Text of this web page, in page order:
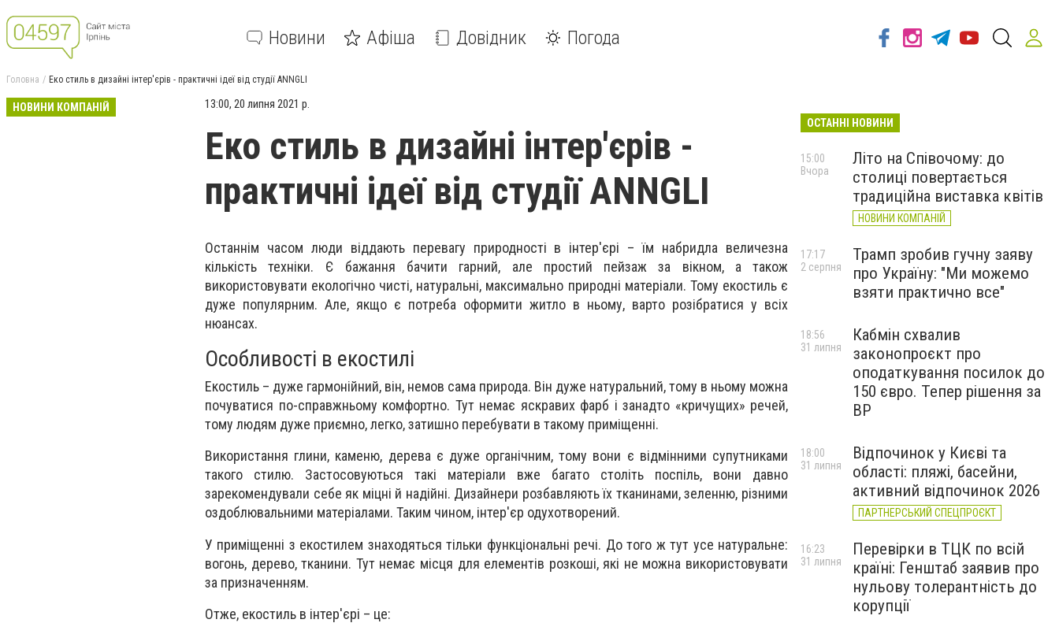
Новини Афіша Довідник Погода
Головна Еко стиль в дизайні інтер'єрів - практичні ідеї від студії ANNGLI
НОВИНИ КОМПАНІЙ 13:00, 20 липня 2021 р.
Еко стиль в дизайні інтер'єрів -
практичні ідеї від студії ANNGLI
Останнім часом люди віддають перевагу природності в інтер'єрі – їм набридла величезна
кількість техніки. Є бажання бачити гарний, але простий пейзаж за вікном, а також
використовувати екологічно чисті, натуральні, максимально природні матеріали. Тому екостиль є
дуже популярним. Але, якщо є потреба оформити житло в ньому, варто розібратися у всіх
нюансах.
Особливості в екостилі
Екостиль – дуже гармонійний, він, немов сама природа. Він дуже натуральний, тому в ньому можна
почуватися по-справжньому комфортно. Тут немає яскравих фарб і занадто «кричущих» речей,
тому людям дуже приємно, легко, затишно перебувати в такому приміщенні.
Використання глини, каменю, дерева є дуже органічним, тому вони є відмінними супутниками
такого стилю. Застосовуються такі матеріали вже багато століть поспіль, вони давно
зарекомендували себе як міцні й надійні. Дизайнери розбавляють їх тканинами, зеленню, різними
оздоблювальними матеріалами. Таким чином, інтер'єр одухотворений.
У приміщенні з екостилем знаходяться тільки функціональні речі. До того ж тут усе натуральне:
вогонь, дерево, тканини. Тут немає місця для елементів розкоші, які не можна використовувати
за призначенням.
Отже, екостиль в інтер'єрі – це:
ОСТАННІ НОВИНИ
Літо на Співочому: до
столиці повертається
традиційна виставка квітів
НОВИНИ КОМПАНІЙ
15:00
Вчора
Трамп зробив гучну заяву
про Україну: "Ми можемо
взяти практично все"
17:17
2 серпня
Кабмін схвалив
законопроєкт про
оподаткування посилок до
150 євро. Тепер рішення за
ВР
18:56
31 липня
Відпочинок у Києві та
області: пляжі, басейни,
активний відпочинок 2026
ПАРТНЕРСЬКИЙ СПЕЦПРОЄКТ
18:00
31 липня
Перевірки в ТЦК по всій
країні: Генштаб заявив про
нульову толерантність до
корупції
16:23
31 липня